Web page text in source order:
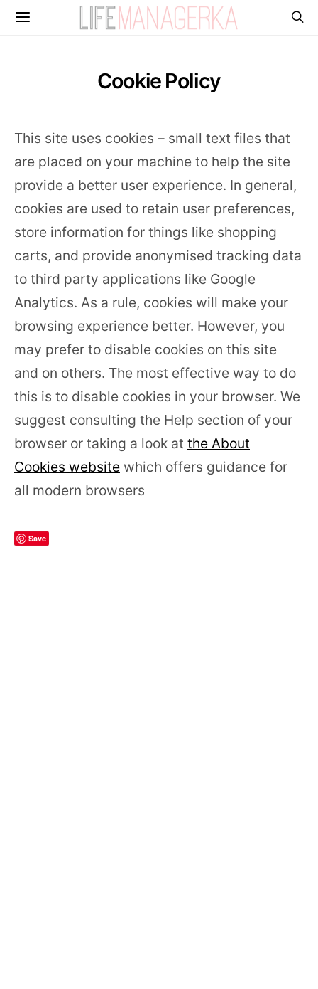
Cookie Policy
This site uses cookies – small text files that
are placed on your machine to help the site
provide a better user experience. In general,
cookies are used to retain user preferences,
store information for things like shopping
carts, and provide anonymised tracking data
to third party applications like Google
Analytics. As a rule, cookies will make your
browsing experience better. However, you
may prefer to disable cookies on this site
and on others. The most effective way to do
this is to disable cookies in your browser. We
suggest consulting the Help section of your
browser or taking a look at the About
Cookies website which offers guidance for
all modern browsers
Save